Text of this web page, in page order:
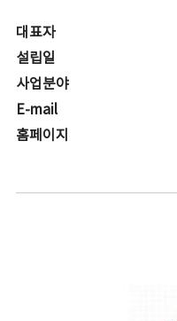
대표자
설립일
사업분야
E-mail
홈페이지